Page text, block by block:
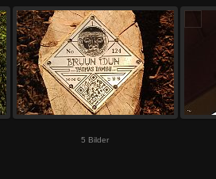
5 Bilder